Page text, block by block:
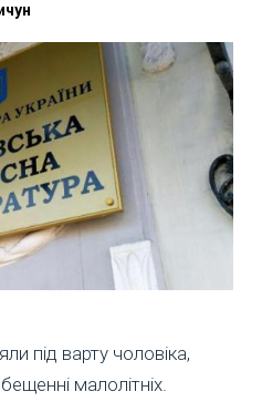
під варту чоловіка,
малолітніх.